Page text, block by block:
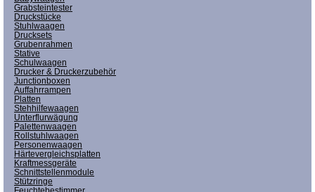
Grabsteintester
Druckstücke
Stuhlwaagen
Drucksets
Grubenrahmen
Stative
Schulwaagen
Drucker & Druckerzubehör
Junctionboxen
Auffahrrampen
Platten
Stehhilfewaagen
Unterflurwägung
Palettenwaagen
Rollstuhlwaagen
Personenwaagen
Härtevergleichsplatten
Kraftmessgeräte
Schnittstellenmodule
Stützringe